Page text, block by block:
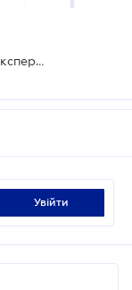
Будуть змінені вимоги до будівельних експертних організацій
увійти